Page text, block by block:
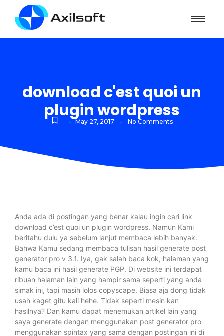
download c'est quoi un
plugin wordpress
- May 27, 2017 - No Comments
Anda ada di postingan yang benar kalau ingin cari link
download c’est quoi un plugin wordpress. Namun Kami
beritahu dulu ya sebelum lanjut membaca lebih banyak.
Bahwa Kamu sedang membaca tulisan hasil generate post
generator pro v 3.1. Iya, gak salah baca kok, halaman yang
kamu baca ini hasil generate PGP. Di website ini terdapat
ribuan halaman lain yang hampir sama seperti yang anda
simak ini, tapi masih lolos copyscape. Biasa aja dong tidak
usah kaget gitu kali hehe. Tidak seperti mesin kan
hasilnya? Dan kamu dapat menemukan artikel lain yang
saya generate dengan menggunakan post generator pro
menggunakan spintax yang sama dengan postingan ini di